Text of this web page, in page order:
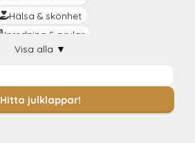
Hälsa & skönhet
Inredning & prylar
Kreativt
Visa alla ▼
Hitta julklappar!